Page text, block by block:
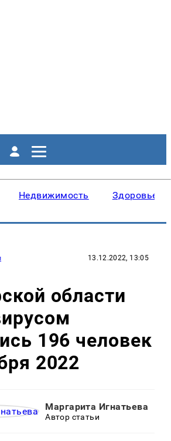
Недвижимость Здоровье
13.12.2022, 13:05
области
196 человек
2022
Маргарита Игнатьева
Автор статьи